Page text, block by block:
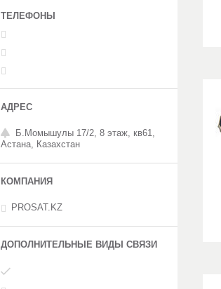
Б.Момышулы 17/2, 8 этаж, кв61,
Астана, Казахстан
PROSAT.KZ